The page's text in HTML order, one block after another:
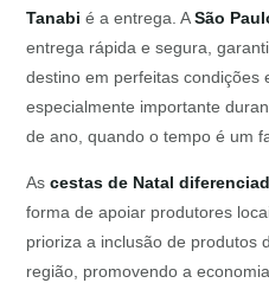
Tanabi é a entrega. ASão
entrega rápida e segura,
destino em perfeitas condições
especialmente importante
de ano, quando o tempo é um
Ascestas de Natal
forma de apoiar produtores
prioriza a inclusão de produtos
região, promovendo a